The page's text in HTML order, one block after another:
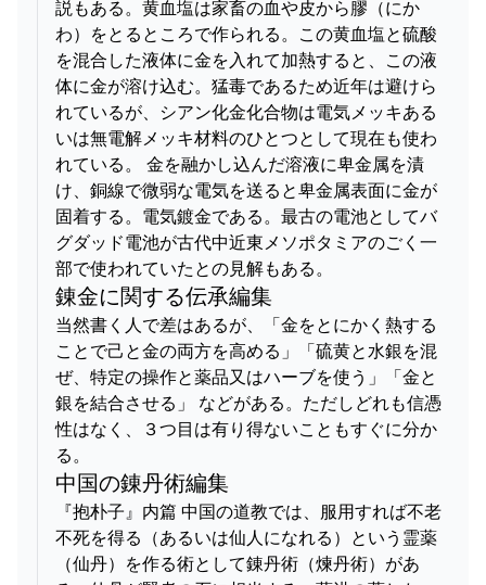
説もある。黄血塩は家畜の血や皮から膠（にか
わ）をとるところで作られる。この黄血塩と硫酸
を混合した液体に金を入れて加熱すると、この液
体に金が溶け込む。猛毒であるため近年は避けら
れているが、シアン化金化合物は電気メッキある
いは無電解メッキ材料のひとつとして現在も使わ
れている。 金を融かし込んだ溶液に卑金属を漬
け、銅線で微弱な電気を送ると卑金属表面に金が
固着する。電気鍍金である。最古の電池としてバ
グダッド電池が古代中近東メソポタミアのごく一
部で使われていたとの見解もある。
錬金に関する伝承編集
当然書く人で差はあるが、「金をとにかく熱する
ことで己と金の両方を高める」「硫黄と水銀を混
ぜ、特定の操作と薬品又はハーブを使う」「金と
銀を結合させる」 などがある。ただしどれも信憑
性はなく、３つ目は有り得ないこともすぐに分か
る。
中国の錬丹術編集
『抱朴子』内篇 中国の道教では、服用すれば不老
不死を得る（あるいは仙人になれる）という霊薬
（仙丹）を作る術として錬丹術（煉丹術）があ